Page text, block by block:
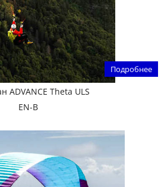
Подробнее
ADVANCE Theta ULS
EN-B